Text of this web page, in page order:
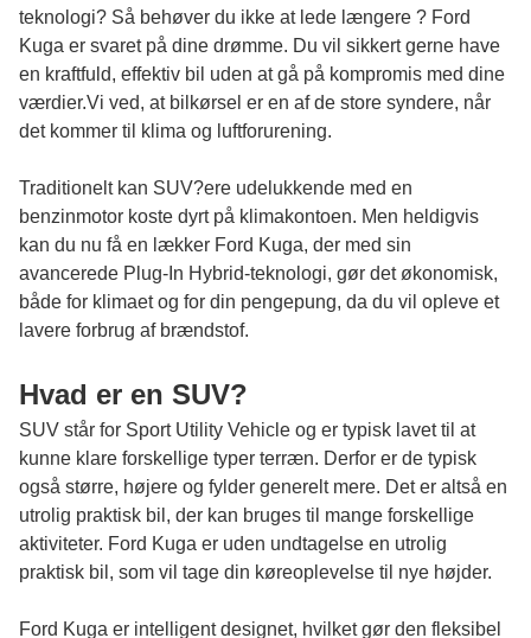
teknologi? Så behøver du ikke at lede længere ? Ford
Kuga er svaret på dine drømme. Du vil sikkert gerne have
en kraftfuld, effektiv bil uden at gå på kompromis med dine
værdier.Vi ved, at bilkørsel er en af de store syndere, når
det kommer til klima og luftforurening.
Traditionelt kan SUV?ere udelukkende med en
benzinmotor koste dyrt på klimakontoen. Men heldigvis
kan du nu få en lækker Ford Kuga, der med sin
avancerede Plug-In Hybrid-teknologi, gør det økonomisk,
både for klimaet og for din pengepung, da du vil opleve et
lavere forbrug af brændstof.
Hvad er en SUV?
SUV står for Sport Utility Vehicle og er typisk lavet til at
kunne klare forskellige typer terræn. Derfor er de typisk
også større, højere og fylder generelt mere. Det er altså en
utrolig praktisk bil, der kan bruges til mange forskellige
aktiviteter. Ford Kuga er uden undtagelse en utrolig
praktisk bil, som vil tage din køreoplevelse til nye højder.
Ford Kuga er intelligent designet, hvilket gør den fleksibel